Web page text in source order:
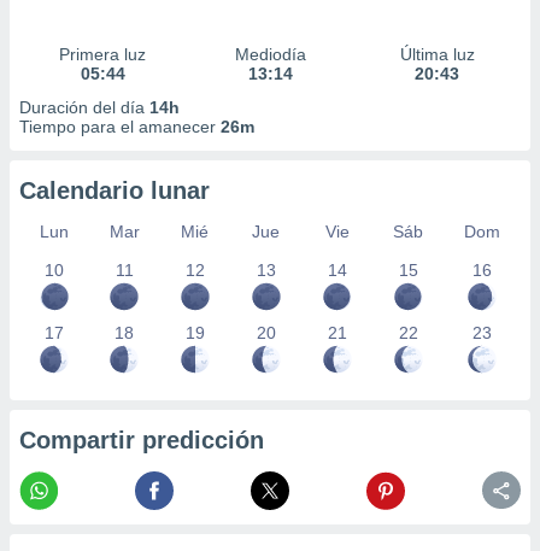
Primera luz
05:44
Mediodía
13:14
Última luz
20:43
Duración del día 14h
Tiempo para el amanecer 26m
Calendario lunar
Lun Mar Mié Jue Vie Sáb
Dom
10
11 12 13 14 15 16
17 18 19 20 21 22 23
Compartir predicción